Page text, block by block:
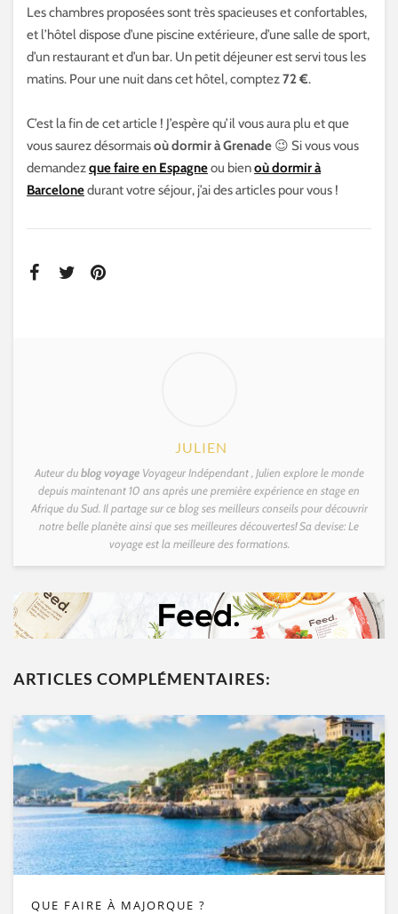
Les chambres proposées sont très spacieuses et confortables,
et l’hôtel dispose d’une piscine extérieure, d’une salle de sport,
d’un restaurant et d’un bar. Un petit déjeuner est servi tous les
matins. Pour une nuit dans cet hôtel, comptez72 €.
C’est la fin de cet article ! J’espère qu’il vous aura plu et que
vous saurez désormaisoù dormir à Grenade 😉 Si vous vous
demandezque faire en Espagneou bienoù dormir à
Barcelonedurant votre séjour, j’ai des articles pour vous !
JULIEN
Auteur dublog voyageVoyageur Indépendant , Julien explore le monde
depuis maintenant 10 ans après une première expérience en stage en
Afrique du Sud. Il partage sur ce blog ses meilleurs conseils pour découvrir
notre belle planète ainsi que ses meilleures découvertes! Sa devise: Le
voyage est la meilleure des formations.
ARTICLES COMPLÉMENTAIRES:
QUE FAIRE À MAJORQUE ?